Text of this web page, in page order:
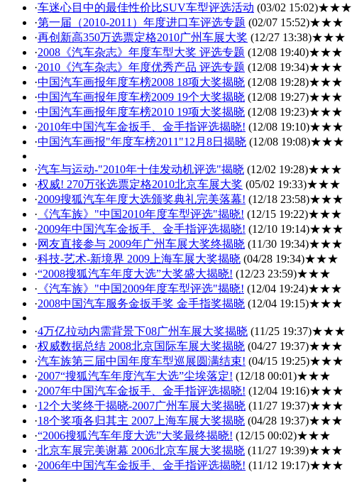
·车迷心目中的最佳性价比SUV车型评选活动 (03/02 15:02)★★★
·第一届（2010-2011）年度进口车评选专题 (02/07 15:52)★★★
·再创新高350万选票定格2010广州车展大奖 (12/27 13:38)★★★
·2008《汽车杂志》年度车型大奖 评选专题 (12/08 19:40)★★★
·2010《汽车杂志》年度优秀产品 评选专题 (12/08 19:34)★★★
·中国汽车画报年度车榜2008 18项大奖揭晓 (12/08 19:28)★★★
·中国汽车画报年度车榜2009 19个大奖揭晓 (12/08 19:27)★★★
·中国汽车画报年度车榜2010 19项大奖揭晓 (12/08 19:23)★★★
·2010年中国汽车金扳手、金手指评选揭晓! (12/08 19:10)★★★
·中国汽车画报"年度车榜2011"12月8日揭晓 (12/08 19:08)★★★
·汽车与运动-"2010年十佳发动机评选"揭晓 (12/02 19:28)★★★
·权威! 270万张选票定格2010北京车展大奖 (05/02 19:33)★★★
·2009搜狐汽车年度大选颁奖典礼完美落幕! (12/18 23:58)★★★
· 《汽车族》"中国2010年度车型评选"揭晓! (12/15 19:22)★★★
·2009年中国汽车金扳手、金手指评选揭晓! (12/10 19:14)★★★
·网友直接参与 2009年广州车展大奖终揭晓 (11/30 19:34)★★★
·科技-艺术-新境界 2009上海车展大奖揭晓 (04/28 19:34)★★★
·“2008搜狐汽车年度大选”大奖盛大揭晓! (12/23 23:59)★★★
· 《汽车族》"中国2009年度车型评选"揭晓! (12/04 19:24)★★★
·2008中国汽车服务金扳手奖 金手指奖揭晓 (12/04 19:15)★★★
·4万亿拉动内需背景下08广州车展大奖揭晓 (11/25 19:37)★★★
·权威数据总结 2008北京国际车展大奖揭晓 (04/27 19:37)★★★
·汽车族第三届中国年度车型巡展圆满结束! (04/15 19:25)★★★
·2007“搜狐汽车年度汽车大选”尘埃落定! (12/18 00:01)★★★
·2007年中国汽车金扳手、金手指评选揭晓! (12/04 19:16)★★★
·12个大奖终于揭晓-2007广州车展大奖揭晓 (11/27 19:37)★★★
·18个奖项各归其主 2007上海车展大奖揭晓 (04/28 19:37)★★★
·“2006搜狐汽车年度大选”大奖最终揭晓! (12/15 00:02)★★★
·北京车展完美谢幕 2006北京车展大奖揭晓 (11/27 19:39)★★★
·2006年中国汽车金扳手、金手指评选揭晓! (11/12 19:17)★★★